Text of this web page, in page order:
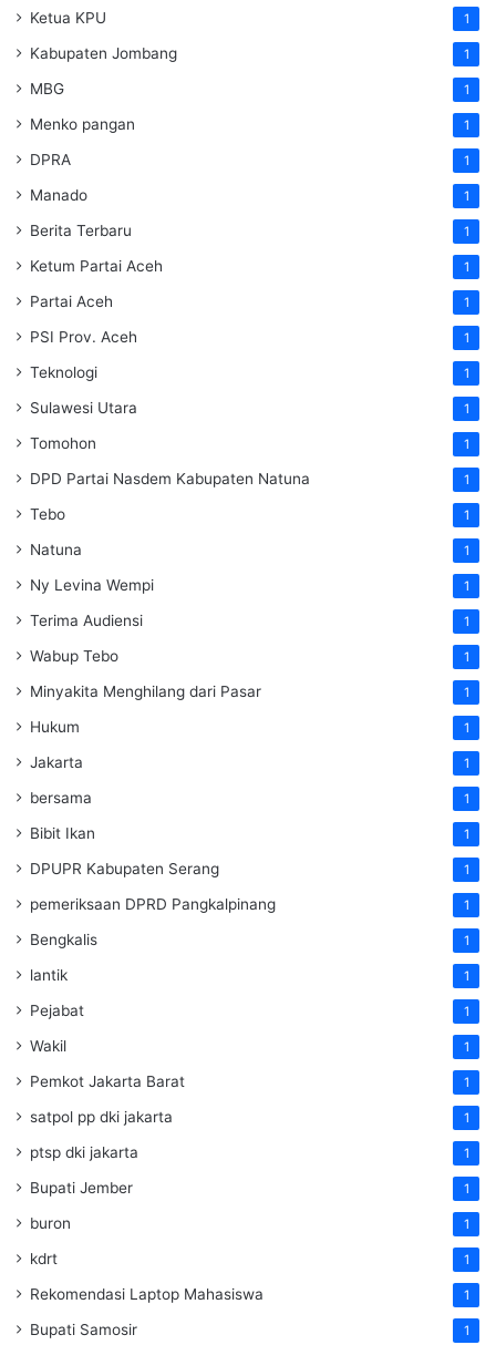
Ketua KPU 1
Kabupaten Jombang 1
MBG 1
Menko pangan 1
DPRA 1
Manado 1
Berita Terbaru 1
Ketum Partai Aceh 1
Partai Aceh 1
PSI Prov. Aceh 1
Teknologi 1
Sulawesi Utara 1
Tomohon 1
DPD Partai Nasdem Kabupaten Natuna 1
Tebo 1
Natuna 1
Ny Levina Wempi 1
Terima Audiensi 1
Wabup Tebo 1
Minyakita Menghilang dari Pasar 1
Hukum 1
Jakarta 1
bersama 1
Bibit Ikan 1
DPUPR Kabupaten Serang 1
pemeriksaan DPRD Pangkalpinang 1
Bengkalis 1
lantik 1
Pejabat 1
Wakil 1
Pemkot Jakarta Barat 1
satpol pp dki jakarta 1
ptsp dki jakarta 1
Bupati Jember 1
buron 1
kdrt 1
Rekomendasi Laptop Mahasiswa 1
Bupati Samosir 1